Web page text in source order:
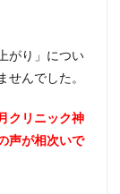
がり」につい
んでした。
クリニック神
声が相次いで